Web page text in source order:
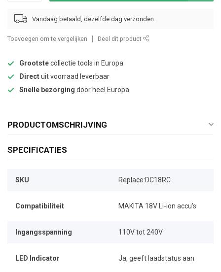
Vandaag betaald, dezelfde dag verzonden.
Toevoegen om te vergelijken Deel dit product
Grootstecollectie tools in Europa
Directuit voorraad leverbaar
Snelle bezorging door heel Europa
PRODUCTOMSCHRIJVING
SPECIFICATIES
SKU Replace:DC18RC
Compatibiliteit MAKITA 18V Li-ion accu's
Ingangsspanning 110V tot 240V
LED Indicator Ja, geeft laadstatus aan